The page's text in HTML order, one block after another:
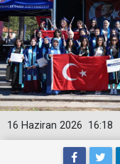
16:18
16 Haziran 2026